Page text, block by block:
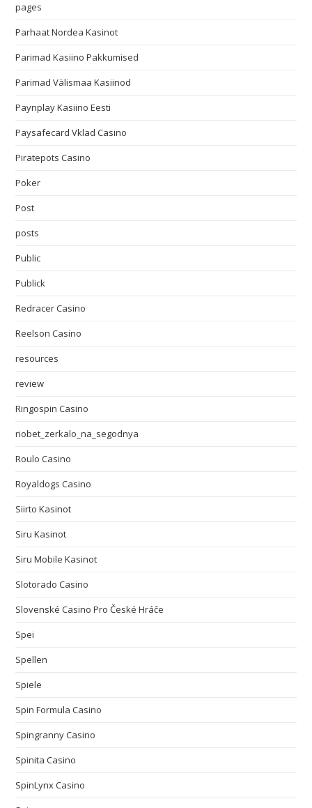
pages
Parhaat Nordea Kasinot
Parimad Kasiino Pakkumised
Parimad Välismaa Kasiinod
Paynplay Kasiino Eesti
Paysafecard Vklad Casino
Piratepots Casino
Poker
Post
posts
Public
Publick
Redracer Casino
Reelson Casino
resources
review
Ringospin Casino
riobet_zerkalo_na_segodnya
Roulo Casino
Royaldogs Casino
Siirto Kasinot
Siru Kasinot
Siru Mobile Kasinot
Slotorado Casino
Slovenské Casino Pro České Hráče
Spei
Spellen
Spiele
Spin Formula Casino
Spingranny Casino
Spinita Casino
SpinLynx Casino